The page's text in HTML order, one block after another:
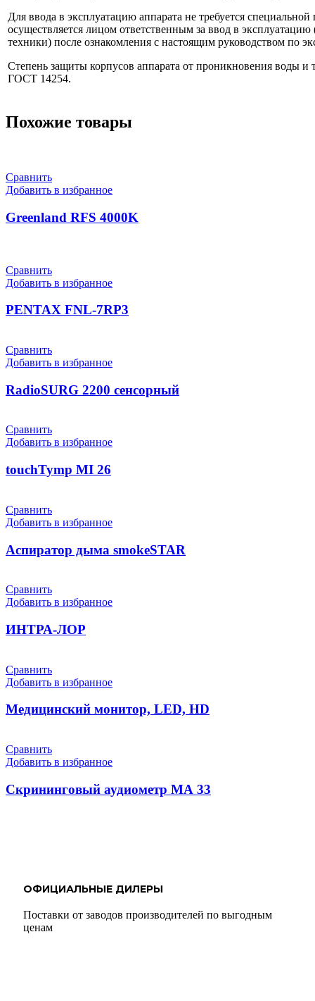
Для ввода в эксплуатацию аппарата не требуется
осуществляется лицом ответственным за ввод в
техники) после ознакомления с настоящим руководством по
Степень защиты корпусов аппарата от проникновения воды и
ГОСТ 14254.
Похожие товары
Сравнить
Добавить в избранное
Greenland RFS 4000K
Сравнить
Добавить в избранное
PENTAX FNL-7RP3
Сравнить
Добавить в избранное
RadioSURG 2200 сенсорный
Сравнить
Добавить в избранное
touchTymp MI 26
Сравнить
Добавить в избранное
Аспиратор дыма smokeSTAR
Сравнить
Добавить в избранное
ИНТРА-ЛОР
Сравнить
Добавить в избранное
Медицинский монитор, LED, HD
Сравнить
Добавить в избранное
Скрининговый аудиометр МА 33
ОФИЦИАЛЬНЫЕ ДИЛЕРЫ
Поставки от заводов производителей по выгодным
ценам